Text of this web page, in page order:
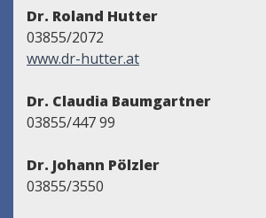
Dr. Roland Hutter
03855/2072
www.dr-hutter.at
Dr. Claudia Baumgartner
03855/447 99
Dr. Johann Pölzler
03855/3550